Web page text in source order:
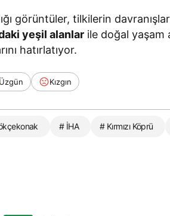
görüntüler, tilkilerin
yeşil alanlar ile doğal yaşam
hatırlatıyor.
Üzgün Kızgın
# İHA # Kırmızı Köprü